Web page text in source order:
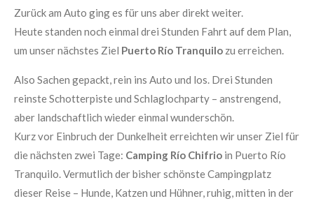
Zurück am Auto ging es für uns aber direkt weiter.
Heute standen noch einmal drei Stunden Fahrt auf dem Plan,
um unser nächstes Ziel Puerto Río Tranquilo zu erreichen.
Also Sachen gepackt, rein ins Auto und los. Drei Stunden
reinste Schotterpiste und Schlaglochparty – anstrengend,
aber landschaftlich wieder einmal wunderschön.
Kurz vor Einbruch der Dunkelheit erreichten wir unser Ziel für
die nächsten zwei Tage: Camping Río Chifrio in Puerto Río
Tranquilo. Vermutlich der bisher schönste Campingplatz
dieser Reise – Hunde, Katzen und Hühner, ruhig, mitten in der